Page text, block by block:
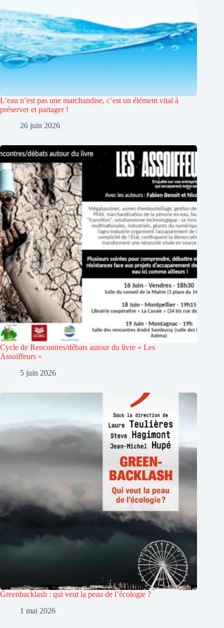
L’eau n’est pas une marchandise, c’est un élément vital à
préserver et partager !
26 juin 2026
Cycle de Rencontres/débats autour du livre « Les
Assoiffeurs »
5 juin 2026
Greenbacklash : qui veut la peau de l’écologie ?
1 mai 2026